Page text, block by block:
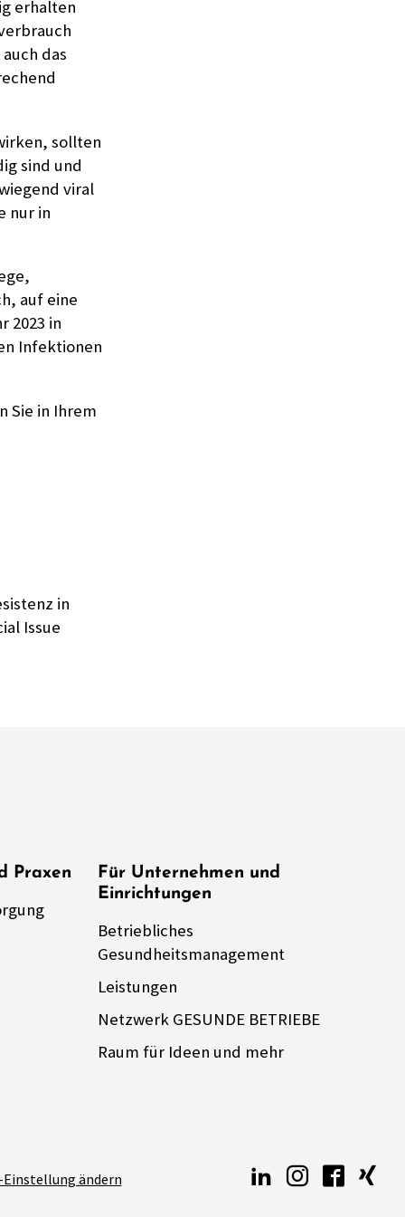
erhalten
das
sollten
sind und
viral
nur in
auf eine
2023 in
Infektionen
Sie in Ihrem
in
Issue
Praxen
Für Unternehmen und
Einrichtungen
Betriebliches
Gesundheitsmanagement
Leistungen
Netzwerk GESUNDE BETRIEBE
Raum für Ideen und mehr
Einstellung ändern